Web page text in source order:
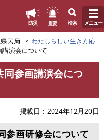
防災 重要 検索 メニュー
民局
わたしらしい生き方応
演会について
同参画講演会につ
掲載日 2024年12月20日
参画研修会について